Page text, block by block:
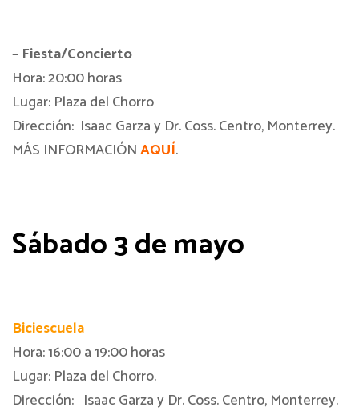
– Fiesta/Concierto
Hora: 20:00 horas
Lugar: Plaza del Chorro
Dirección: Isaac Garza y Dr. Coss. Centro, Monterrey.
MÁS INFORMACIÓNAQUÍ.
Sábado 3 de mayo
Biciescuela
Hora: 16:00 a 19:00 horas
Lugar: Plaza del Chorro.
Dirección: Isaac Garza y Dr. Coss. Centro, Monterrey.